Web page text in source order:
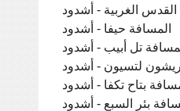
الغربية - أشدود
المسافة حيفا - أشدود
تل أبيب - أشدود
لتسيون - أشدود
بتاح تكفا - أشدود
بئر السبع - أشدود